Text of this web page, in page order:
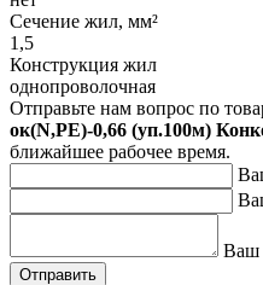
Сечение жил, мм²
1,5
Конструкция жил
однопроволочная
Отправьте нам вопрос по
ок(N,PE)-0,66 (уп.100м)
ближайшее рабочее время.
Ваш
Отправить